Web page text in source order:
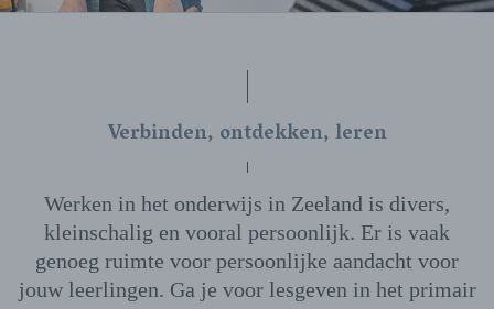
Verbinden, ontdekken, leren
Werken in het onderwijs in Zeeland is divers,
kleinschalig en vooral persoonlijk. Er is vaak
genoeg ruimte voor persoonlijke aandacht voor
jouw leerlingen. Ga je voor lesgeven in het primair